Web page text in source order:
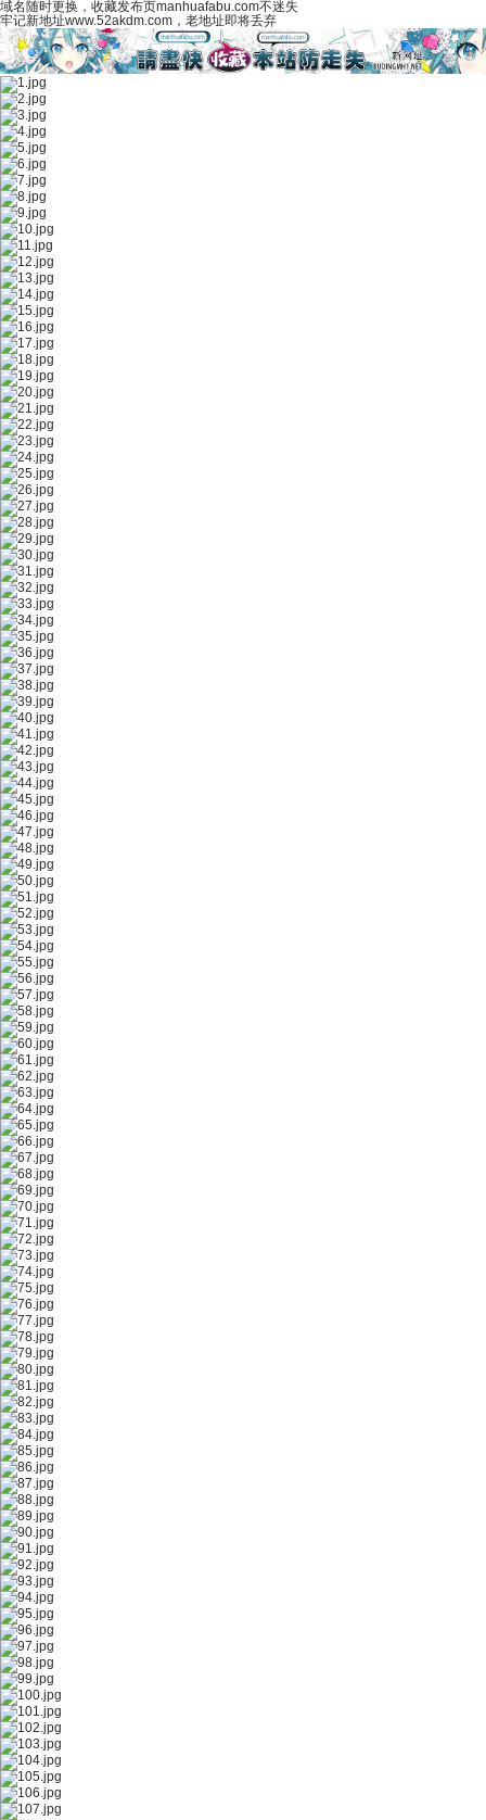
域名随时更换，收藏发布页manhuafabu.com不迷失
牢记新地址www.52akdm.com，老地址即将丢弃